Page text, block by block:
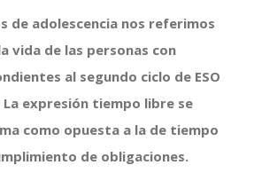
de adolescencia nos referimos
vida de las personas con
al segundo ciclo de ESO
expresión tiempo libre se
como opuesta a la de tiempo
de obligaciones.